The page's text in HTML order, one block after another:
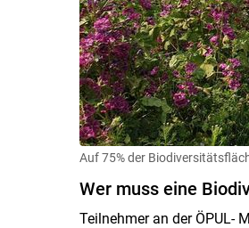
Auf 75% der
Wer muss eine
Teilnehmer an der ÖPUL-